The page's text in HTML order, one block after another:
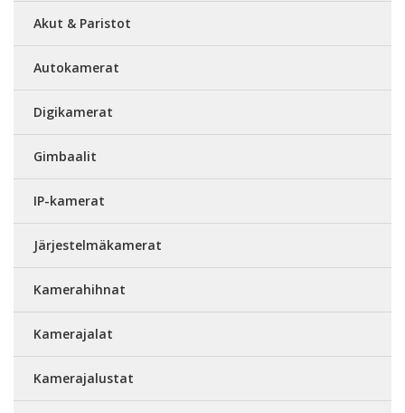
Akut & Paristot
Autokamerat
Digikamerat
Gimbaalit
IP-kamerat
Järjestelmäkamerat
Kamerahihnat
Kamerajalat
Kamerajalustat